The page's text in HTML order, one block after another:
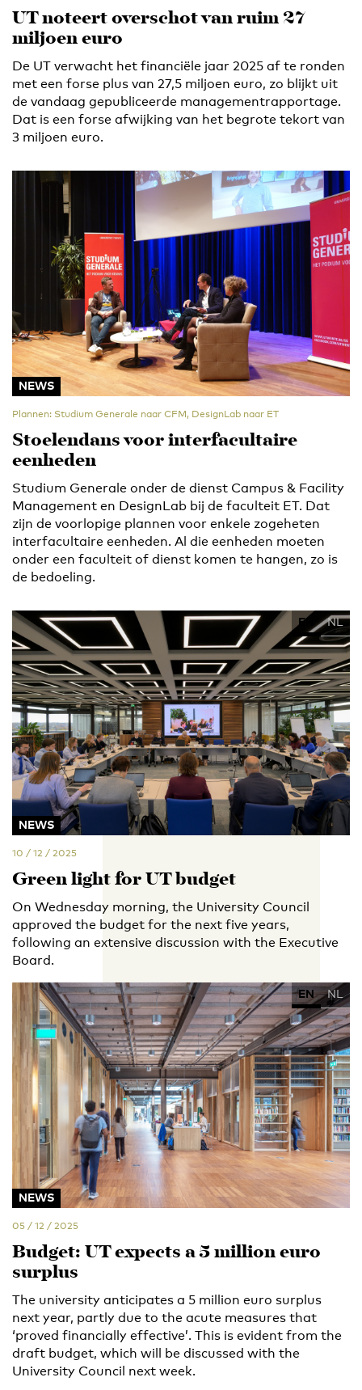
UT noteert overschot van ruim 27
miljoen euro
De UT verwacht het financiële jaar 2025 af te ronden
met een forse plus van 27,5 miljoen euro, zo blijkt uit
de vandaag gepubliceerde managementrapportage.
Dat is een forse afwijking van het begrote tekort van
3 miljoen euro.
NEWS
Plannen: Studium Generale naar CFM, DesignLab naar ET
Stoelendans voor interfacultaire
eenheden
Studium Generale onder de dienst Campus & Facility
Management en DesignLab bij de faculteit ET. Dat
zijn de voorlopige plannen voor enkele zogeheten
interfacultaire eenheden. Al die eenheden moeten
onder een faculteit of dienst komen te hangen, zo is
de bedoeling.
EN NL
NEWS
10 / 12 / 2025
Green light for UT budget
On Wednesday morning, the University Council
approved the budget for the next five years,
following an extensive discussion with the Executive
Board.
EN NL
NEWS
05 / 12 / 2025
Budget: UT expects a 5 million euro
surplus
The university anticipates a 5 million euro surplus
next year, partly due to the acute measures that
‘proved financially effective’. This is evident from the
draft budget, which will be discussed with the
University Council next week.